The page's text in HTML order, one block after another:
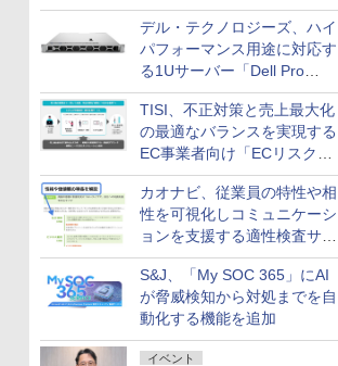
画を発表
デル・テクノロジーズ、ハイ
パフォーマンス用途に対応す
る1Uサーバー「Dell Pro
Precision 7 R1ラック」を発
売
TISI、不正対策と売上最大化
の最適なバランスを実現する
EC事業者向け「ECリスク対
策設計・運用支援サービス」
カオナビ、従業員の特性や相
性を可視化しコミュニケーシ
ョンを支援する適性検査サー
ビスを提供
S&J、「My SOC 365」にAI
が脅威検知から対処までを自
動化する機能を追加
イベント